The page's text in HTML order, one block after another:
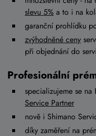
slevu 5% a to i na
garanční prohlídku
zvýhodněné ceny
při objednání do
Profesionální
specializujeme se na
Service Partner
nově i Shimano
díky zaměření na